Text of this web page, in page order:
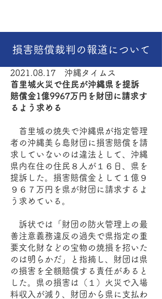
損害賠償裁判の報道について
2021.08.17 沖縄タイムス
首里城火災で住民が沖縄県を提訴
賠償金1億9967万円を財団に請求す
るよう求める
首里城の焼失で沖縄県が指定管理
者の沖縄美ら島財団に損害賠償を請
求していないのは違法として、沖縄
県内在住の住民８人が１６日、県を
提訴した。損害賠償金として１億９
９６７万円を県が財団に請求するよ
う求めている。
訴状では「財団の防火管理上の最
善注意義務違反の過失で県指定の重
要文化財などの宝物の焼損を招いた
のは明らかだ」と指摘し、財団は県
の損害を全額賠償する責任があると
した。県の損害は（１）火災で入場
料収入が減り、財団から県に支払わ